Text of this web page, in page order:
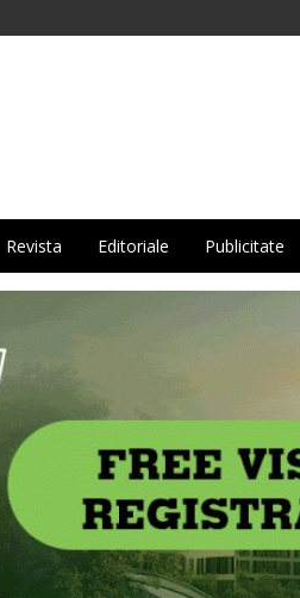
Revista Editoriale Publicitate